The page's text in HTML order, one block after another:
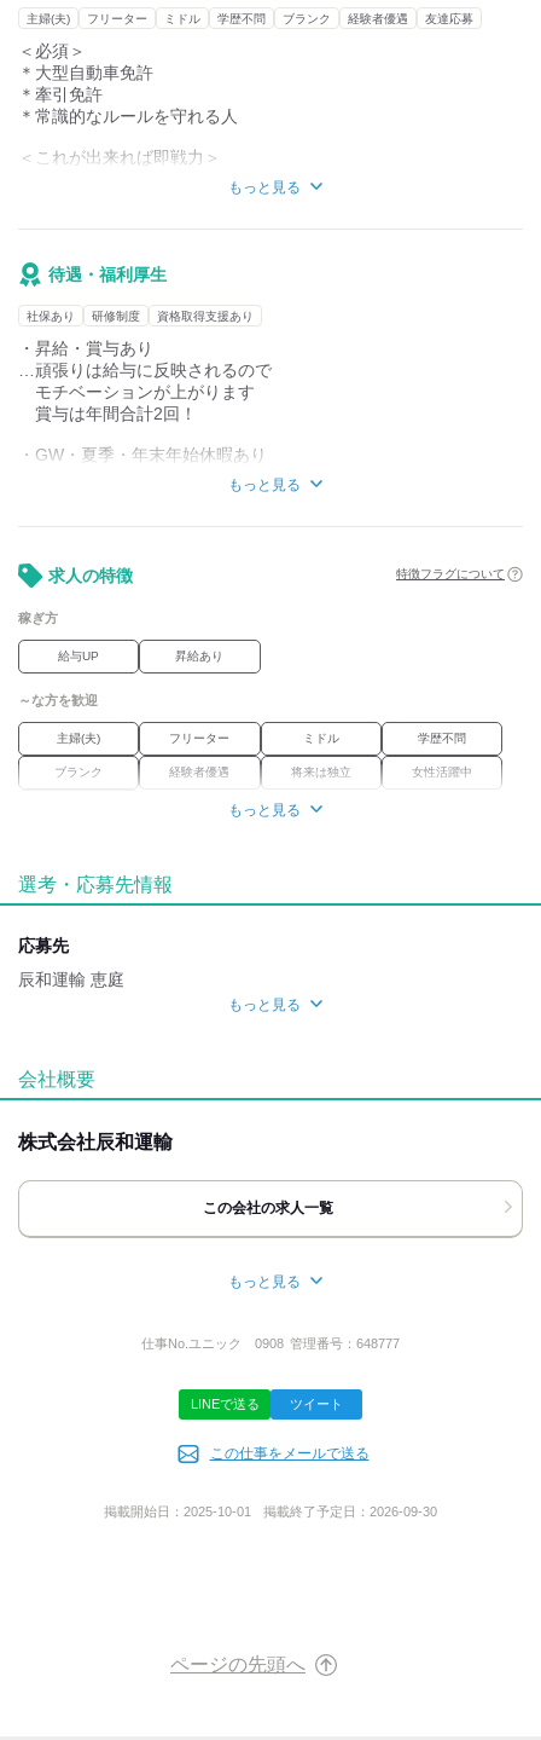
【応募者全員と面接いたします！！】
＼年齢・経験不問／★ブランクがある方の社会復帰もOK★
20代～60代まで幅広い方が活躍しており、
冗談も言い合えるほど仲のいい会社です！
経歴やご希望に合わせて
車を決定するので
お気軽にご相談ください！
もちろん、
大型に挑戦したい！
主婦(夫) フリーター ミドル 学歴不問 ブランク 経験者優遇 友達応募
＜必須＞
＊大型自動車免許
＊牽引免許
＊常識的なルールを守れる人
＜これが出来れば即戦力＞
＊車両系建設機械、フォークリフト
もっと見る
待遇・福利厚生
社保あり 研修制度 資格取得支援あり
・昇給・賞与あり
…頑張りは給与に反映されるので
モチベーションが上がります
賞与は年間合計2回！
・GW・夏季・年末年始休暇あり
…お休みがしっかり取れるため
旅行等の予定が立てやすいです
…家族との時間や趣味の時間を
大切にしながら働けます
・車通勤OK
…人混みを気にすることなく
マイペースで通勤できます
・優秀運転者の表彰あり
…日々の仕事に対する姿勢は
しっかりと評価される環境です
・資格取得支援制度あり
…作業免許が取得できるので
・社会保険完備
・厚生年金基金
・日ハム戦チケット配布
・無料駐車場完備
・交通費実費支給
もっと見る
求人の特徴 特徴フラグについて
稼ぎ方
給与UP 昇給あり
～な方を歓迎
主婦(夫) フリーター ミドル 学歴不問
ブランク 経験者優遇 将来は独立 女性活躍中
車通勤OK 禁煙・分煙
交通費有
髪自由
応募時のメリット
もっと見る
選考・応募先情報
応募先
辰和運輸 恵庭
最後までご覧いただき ありがとうございます！
「ここで働いてみたい！」と 思っていただけましたら
◆電話の方
￣￣￣￣￣￣
｢バイトルを見て｣と
取次ぎがスムーズです。
ご連絡させていただきますので
お気軽にご応募くださいね◎
あなたにお会いできることを
もっと見る
会社概要
株式会社辰和運輸
この会社の求人一覧
北海道恵庭市北柏木町5丁目2-1
もっと見る
仕事No. ユニック 0908 管理番号： 648777
LINEで送る ツイート
この仕事をメールで送る
掲載開始日： 2025-10-01 掲載終了予定日： 2026-09-30
ページの先頭へ